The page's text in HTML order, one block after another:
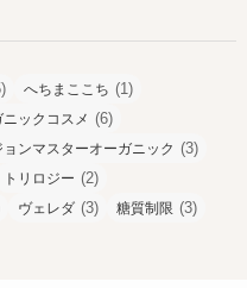
へちまここち (1)
ニックコスメ (6)
ョンマスターオーガニック (3)
トリロジー (2)
ヴェレダ (3) 糖質制限 (3)